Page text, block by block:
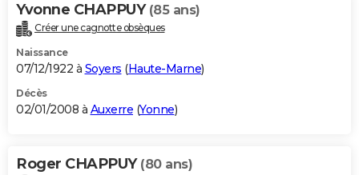
Yvonne CHAPPUY (85 ans)
Créer une cagnotte obsèques
Naissance
07/12/1922 à Soyers (Haute-Marne)
Décès
02/01/2008 à Auxerre (Yonne)
Roger CHAPPUY (80 ans)